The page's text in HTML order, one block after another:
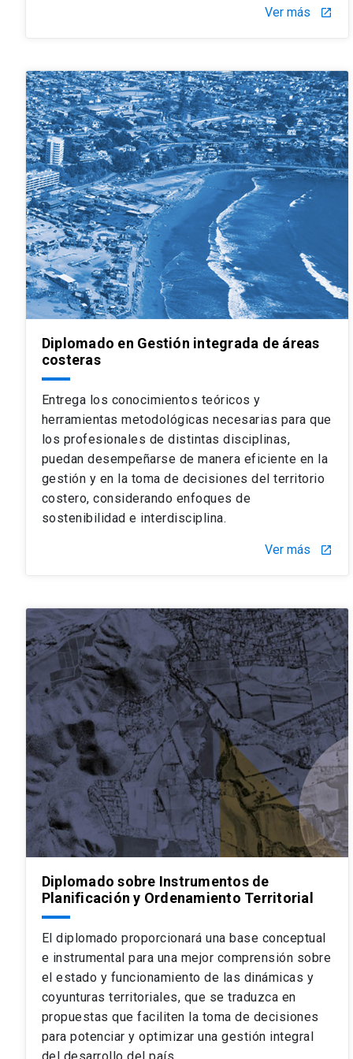
Ver más launch
Diplomado en Gestión integrada de áreas
costeras
Entrega los conocimientos teóricos y
herramientas metodológicas necesarias para que
los profesionales de distintas disciplinas,
puedan desempeñarse de manera eficiente en la
gestión y en la toma de decisiones del territorio
costero, considerando enfoques de
sostenibilidad e interdisciplina.
Ver más launch
Diplomado sobre Instrumentos de
Planificación y Ordenamiento Territorial
El diplomado proporcionará una base conceptual
e instrumental para una mejor comprensión sobre
el estado y funcionamiento de las dinámicas y
coyunturas territoriales, que se traduzca en
propuestas que faciliten la toma de decisiones
para potenciar y optimizar una gestión integral